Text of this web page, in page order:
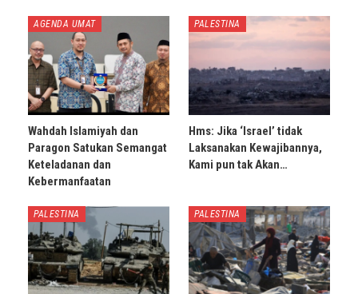
AGENDA UMAT
Wahdah Islamiyah dan
Paragon Satukan Semangat
Keteladanan dan
Kebermanfaatan
PALESTINA
Hms: Jika ‘Israel’ tidak
Laksanakan Kewajibannya,
Kami pun tak Akan…
PALESTINA PALESTINA